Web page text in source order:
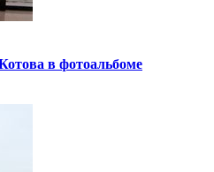
в фотоальбоме